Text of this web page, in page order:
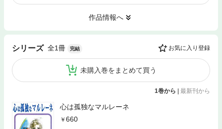
作品情報へ
シリーズ 全1冊 完結 お気に入り登録
未購入巻をまとめて買う
1巻から 最新刊から
心は孤独なマルレーネ
660